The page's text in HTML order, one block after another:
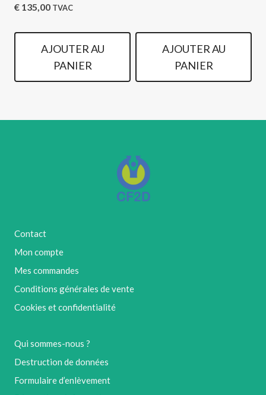
€ 135,00 TVAC
AJOUTER AU
PANIER
initial
était :
€ 330,00.
actuel
est :
€ 250,00.
AJOUTER AU
PANIER
Contact
Mon compte
Mes commandes
Conditions générales de vente
Cookies et confidentialité
Qui sommes-nous ?
Destruction de données
Formulaire d’enlèvement